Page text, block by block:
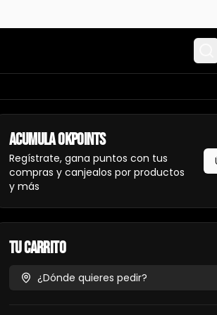
AcumulaOkpoints
Regístrate, gana puntos con tus
compras y canjealos por productos
y más
Tu Carrito
¿Dónde quieres pedir?